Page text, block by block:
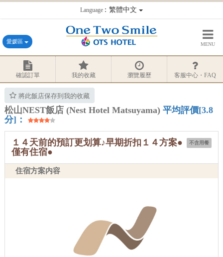
Language：繁體中文
愛媛區 MENU
確認訂單 我的收藏 瀏覽履歷 客服中心・FAQ
將此飯店保存到我的收藏
松山NEST飯店 (Nest Hotel Matsuyama) 平均評價[3.8
分]：
不含用餐
１４天前的預訂更划算♪早期折扣１４方案●
僅有住宿●
住宿方案内容